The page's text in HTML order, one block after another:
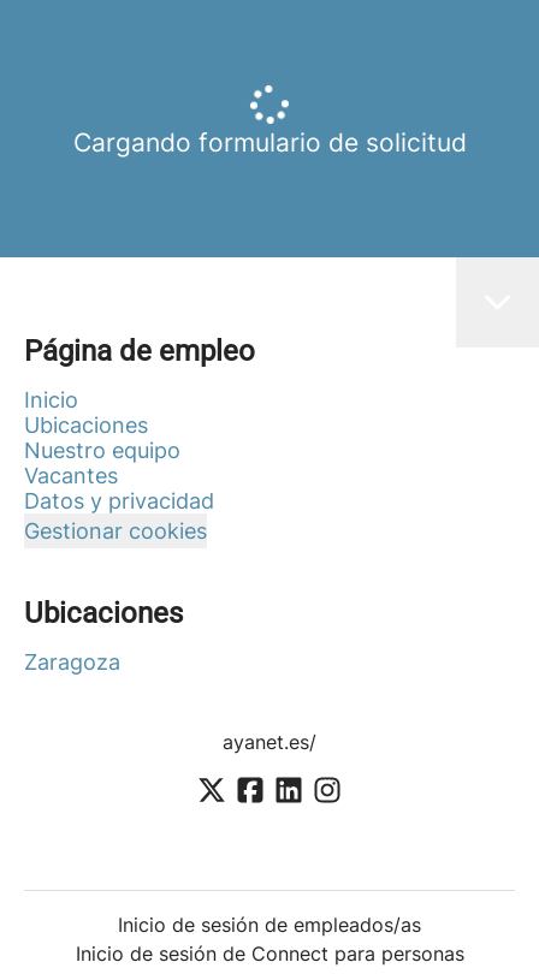
Cargando formulario de solicitud
Página de empleo
Inicio
Ubicaciones
Nuestro equipo
Vacantes
Datos y privacidad
Gestionar cookies
Ubicaciones
Zaragoza
ayanet.es/
Inicio de sesión de empleados/as
Inicio de sesión de Connect para personas